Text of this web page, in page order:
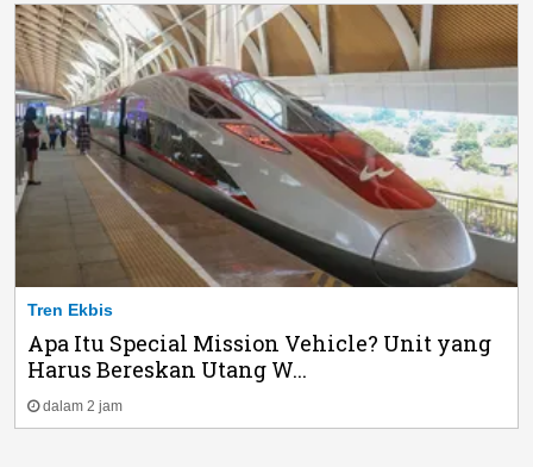
Tren Ekbis
Apa Itu Special Mission Vehicle? Unit yang
Harus Bereskan Utang W...
dalam 2 jam